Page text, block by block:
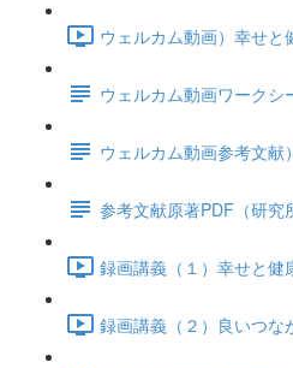
ウェルカム動画）幸せ
ウェルカム動画ワークシ
ウェルカム動画参考文献
参考文献原著PDF（研究
録画講義（１）幸せと
録画講義（２）良いつ